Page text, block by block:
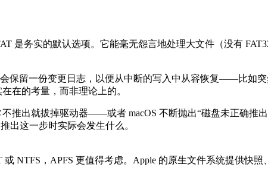
是务实的默认选项。它能毫无怨言地处理大文件（没有
保留一份变更日志，以便从中断的写入中从容恢复——比如
在的考量，而非理论上的。
推出就拔掉驱动器——或者 macOS 不断抛出“磁盘未正确
出这一步时实际会发生什么。
NTFS，APFS 更值得考虑。Apple 的原生文件系统提供快